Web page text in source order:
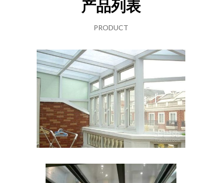
产品列表
PRODUCT